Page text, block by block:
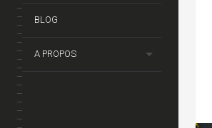
BLOG
A PROPOS